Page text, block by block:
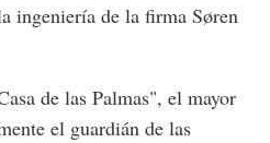
ingeniería de la firma Søren
de las Palmas", el mayor
el guardián de las